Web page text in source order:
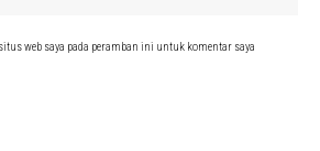
web saya pada peramban ini untuk komentar saya